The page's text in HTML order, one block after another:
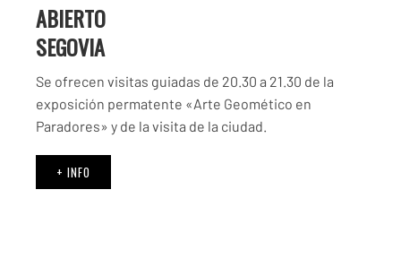
ABIERTO
SEGOVIA
Se ofrecen visitas guiadas de 20.30 a 21.30 de la
exposición permatente «Arte Geomético en
Paradores» y de la visita de la ciudad.
+ INFO